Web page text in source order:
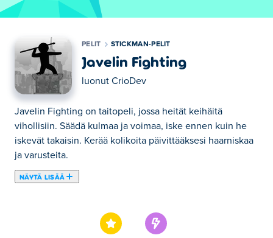
PELIT STICKMAN-PELIT
Javelin Fighting
luonut CrioDev
Javelin Fighting on taitopeli, jossa heität keihäitä
vihollisiin. Säädä kulmaa ja voimaa, iske ennen kuin he
iskevät takaisin. Kerää kolikoita päivittääksesi haarniskaa
ja varusteita.
NÄYTÄ LISÄÄ